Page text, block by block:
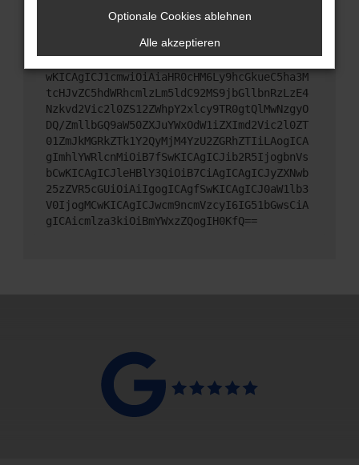
unterstützen:
ewogICJuYW1lIjogIk5ldHdvcmtFcnJvciIsCiAgI
mNvbmZpZyI6IHsKICAgICJtZXRob2QiOiAiR0VUIi
wKICAgICJ1cmwiOiAiaHR0cHM6Ly9hcGkueC5ha3M
tcHJvZC5hdWRhcmlzLm5ldC92MS9jbGllbnRzLzE4
Nzkvd2Vic2l0ZS12ZWhpY2xlcy9TR0gtQlMwNzgyO
DQ/ZmllbGQ9aW50ZXJuYWxOdW1iZXImd2Vic2l0ZT
01ZmJkMGRkZTk1Y2QyMjM4YzU2ZGRhZTIiLAogICA
gImhlYWRlcnMiOiB7fSwKICAgICJib2R5IjogbnVs
bCwKICAgICJleHBlY3QiOiB7CiAgICAgICJyZXNwb
25zZVR5cGUiOiAiIgogICAgfSwKICAgICJ0aW1lb3
V0IjogMCwKICAgICJwcm9ncmVzcyI6IG51bGwsCiA
gICAicmlza3kiOiBmYWxzZQogIH0KfQ==
Optionale Cookies ablehnen
Alle akzeptieren